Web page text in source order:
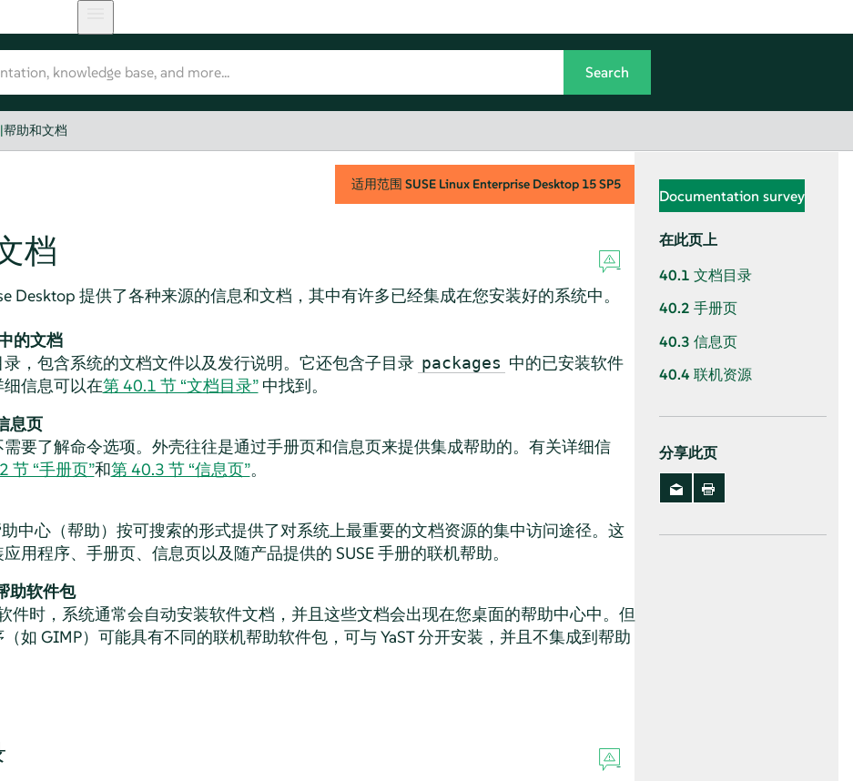
|帮助和文档
适用范围 SUSE Linux Enterprise Desktop 15 SP5
档
Desktop 提供了各种来源的信息和文档，其中有许多已经集成在您安装好的系统中。
的文档
，包含系统的文档文件以及发行说明。它还包含子目录 packages 中的已安装软件
信息可以在第 40.1 节 “文档目录”中找到。
息页
要了解命令选项。外壳往往是通过手册页和信息页来提供集成帮助的。有关详细信
节 “手册页”和第 40.3 节 “信息页”。
中心（帮助）按可搜索的形式提供了对系统上最重要的文档资源的集中访问途径。这
用程序、手册页、信息页以及随产品提供的 SUSE 手册的联机帮助。
助软件包
件时，系统通常会自动安装软件文档，并且这些文档会出现在您桌面的帮助中心中。但
如 GIMP）可能具有不同的联机帮助软件包，可与 YaST 分开安装，并且不集成到帮助
Documentation survey
在此页上
40.1 文档目录
40.2 手册页
40.3 信息页
40.4 联机资源
分享此页